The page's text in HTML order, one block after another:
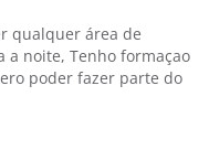
qualquer área de
a noite, Tenho formaçao
poder fazer parte do